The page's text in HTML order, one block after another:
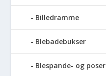
Billedramme
Blebadebukser
Blespande- og poser